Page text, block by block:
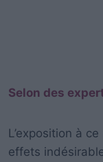
Selon des
L’exposition à
effets